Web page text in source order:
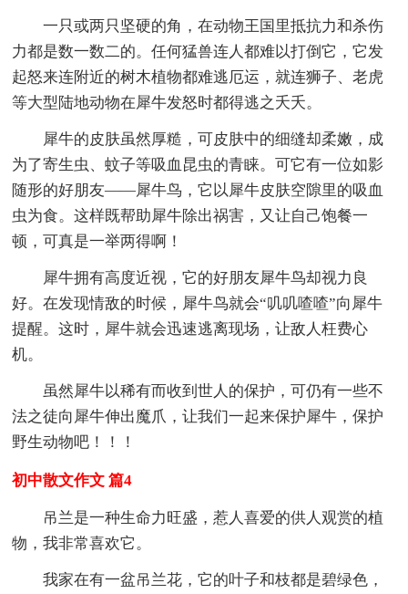
一只或两只坚硬的角，在动物王国里抵抗力和杀伤
力都是数一数二的。任何猛兽连人都难以打倒它，它发
起怒来连附近的树木植物都难逃厄运，就连狮子、老虎
等大型陆地动物在犀牛发怒时都得逃之夭夭。
犀牛的皮肤虽然厚糙，可皮肤中的细缝却柔嫩，成
为了寄生虫、蚊子等吸血昆虫的青睐。可它有一位如影
随形的好朋友——犀牛鸟，它以犀牛皮肤空隙里的吸血
虫为食。这样既帮助犀牛除出祸害，又让自己饱餐一
顿，可真是一举两得啊！
犀牛拥有高度近视，它的好朋友犀牛鸟却视力良
好。在发现情敌的时候，犀牛鸟就会“叽叽喳喳”向犀牛
提醒。这时，犀牛就会迅速逃离现场，让敌人枉费心
机。
虽然犀牛以稀有而收到世人的保护，可仍有一些不
法之徒向犀牛伸出魔爪，让我们一起来保护犀牛，保护
野生动物吧！！！
初中散文作文 篇4
吊兰是一种生命力旺盛，惹人喜爱的供人观赏的植
物，我非常喜欢它。
我家在有一盆吊兰花，它的叶子和枝都是碧绿色，